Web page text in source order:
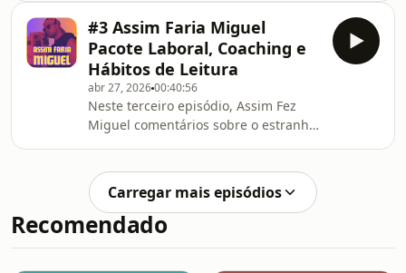
geringonça e sobre o papel do estado
no desenvolvimento de tecnologias
como o Iphone. Comunista de
Iphone?
#3 Assim Faria Miguel
Pacote Laboral, Coaching e
Hábitos de Leitura
abr 27, 202600:40:56
Neste terceiro episódio, Assim Fez
Miguel comentários sobre o estranho
hábitos de leitura e sobre a tão
impopular revisão da lei do trabalho.
Carregar mais episódios
Recomendado